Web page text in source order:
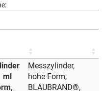
Messzylinder,
hohe Form,
BLAUBRAND®,